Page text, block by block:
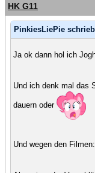
HK G11
PinkiesLiePie
Ja ok dann hol ich
Und ich denk mal das
dauern oder
Und wegen den